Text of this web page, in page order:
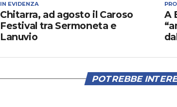
A
IN EVIDENZA
Chitarra, ad agosto il Caroso
Festival tra Sermoneta e
Lanuvio
POTREBBE